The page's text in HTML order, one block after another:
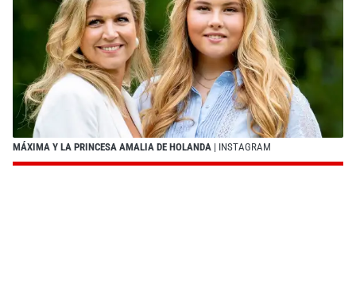
MÁXIMA Y LA PRINCESA AMALIA DE HOLANDA | INSTAGRAM